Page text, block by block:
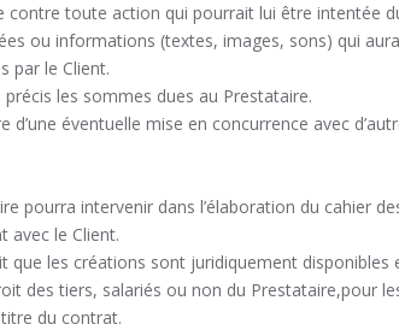
contre toute action qui pourrait lui être intentée
ou informations (textes, images, sons) qui
par le Client.
précis les sommes dues au Prestataire.
d’une éventuelle mise en concurrence avec
pourra intervenir dans l’élaboration du cahier
avec le Client.
que les créations sont juridiquement disponibles
des tiers, salariés ou non du Prestataire,pour
du contrat.